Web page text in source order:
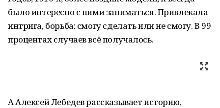
было интересно с ними заниматься. Привлекала
интрига, борьба: смогу сделать или не смогу. В 99
процентах случаев всё получалось.
А Алексей Лебедев рассказывает историю,